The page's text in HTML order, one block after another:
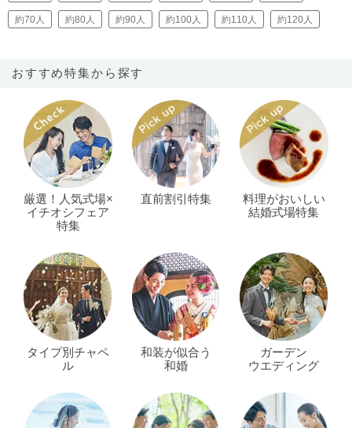
約70人 約80人 約90人 約100人 約110人 約120人
おすすめ特集から探す
厳選！人気式場×
イチオシフェア
特集
直前割引特集
料理がおいしい
結婚式場特集
タイプ別チャペ
ル
和装が似合う
和婚
ガーデン
ウエディング